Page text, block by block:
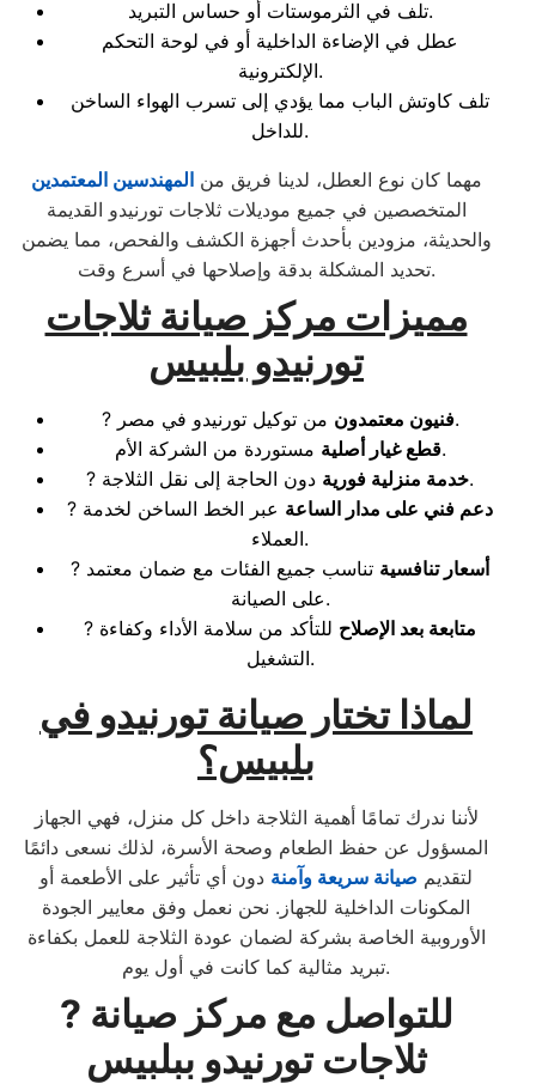
تلف في الثرموستات أو حساس التبريد.
عطل في الإضاءة الداخلية أو في لوحة التحكم
الإلكترونية.
تلف كاوتش الباب مما يؤدي إلى تسرب الهواء الساخن
للداخل.
مهما كان نوع العطل، لدينا فريق منالمهندسين المعتمدين
المتخصصين في جميع موديلات ثلاجات تورنيدو القديمة
والحديثة، مزودين بأحدث أجهزة الكشف والفحص، مما يضمن
تحديد المشكلة بدقة وإصلاحها في أسرع وقت.
مميزات مركز صيانة ثلاجات
تورنيدو بلبيس
? فنيون معتمدونمن توكيل تورنيدو في مصر.
قطع غيار أصليةمستوردة من الشركة الأم.
?
خدمة منزلية فوريةدون الحاجة إلى نقل الثلاجة.
?
دعم فني على مدار الساعة عبر الخط الساخن لخدمة
العملاء.
?
أسعار تنافسية تناسب جميع الفئات مع ضمان معتمد
على الصيانة.
?
متابعة بعد الإصلاح للتأكد من سلامة الأداء وكفاءة
التشغيل.
لماذا تختار صيانة تورنيدو في
بلبيس؟
لأننا ندرك تمامًا أهمية الثلاجة داخل كل منزل، فهي الجهاز
المسؤول عن حفظ الطعام وصحة الأسرة، لذلك نسعى دائمًا
لتقديم صيانة سريعة وآمنة دون أي تأثير على الأطعمة أو
المكونات الداخلية للجهاز. نحن نعمل وفق معايير الجودة
الأوروبية الخاصة بشركة لضمان عودة الثلاجة للعمل بكفاءة
تبريد مثالية كما كانت في أول يوم.
? للتواصل مع مركز صيانة
ثلاجات تورنيدو ببلبيس